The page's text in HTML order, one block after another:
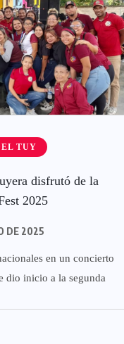
TUY
disfrutó de la
2025
DE 2025
en un concierto
dio inicio a la segunda